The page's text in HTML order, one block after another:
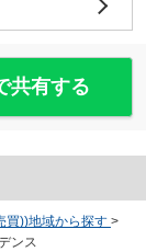
共有する
買))地域から探す >
ンス